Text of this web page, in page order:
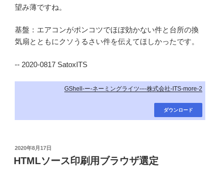
望み薄ですね。
基盤：エアコンがポンコツでほぼ効かない件と台所の換
気扇とともにクソうるさい件を伝えてほしかったです。
-- 2020-0817 SatoxITS
GShell-ー-ネーミングライツ-–-株式会社-ITS-more-2
ダウンロード
投
稿
日:
2020年8月17日
HTMLソース印刷用ブラウザ選定